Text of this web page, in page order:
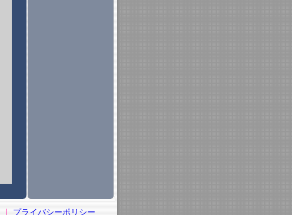
プライバシーポリシー